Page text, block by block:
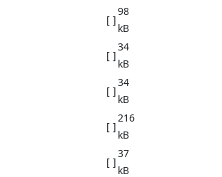
[ ]
98
kB
[ ]
34
kB
[ ]
34
kB
[ ]
216
kB
[ ]
37
kB